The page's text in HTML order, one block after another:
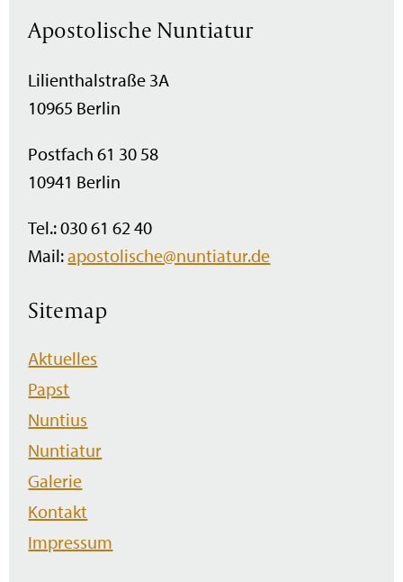
Apostolische Nuntiatur
Lilienthalstraße 3A
10965 Berlin
Postfach 61 30 58
10941 Berlin
Tel.: 030 61 62 40
Mail:apostolische@nuntiatur.de
Sitemap
Navigation
überspringen
Aktuelles
Papst
Nuntius
Nuntiatur
Galerie
Kontakt
Impressum